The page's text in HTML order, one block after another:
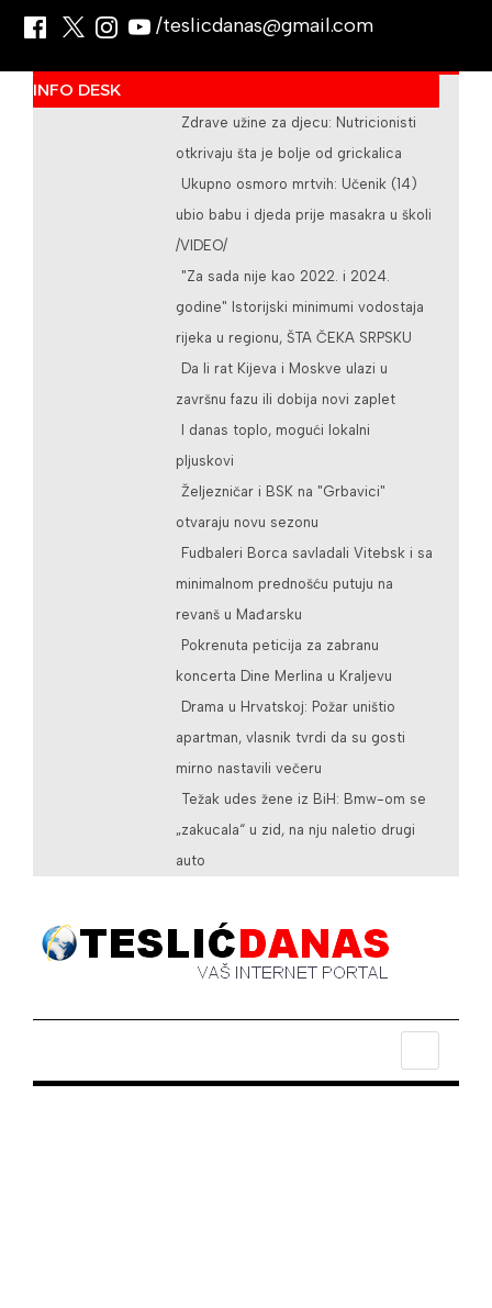
/teslicdanas@gmail.com
INFO DESK
Zdrave užine za djecu: Nutricionisti
otkrivaju šta je bolje od grickalica
Ukupno osmoro mrtvih: Učenik (14)
ubio babu i djeda prije masakra u školi
/VIDEO/
"Za sada nije kao 2022. i 2024.
godine" Istorijski minimumi vodostaja
rijeka u regionu, ŠTA ČEKA SRPSKU
Da li rat Kijeva i Moskve ulazi u
završnu fazu ili dobija novi zaplet
I danas toplo, mogući lokalni
pljuskovi
Željezničar i BSK na "Grbavici"
otvaraju novu sezonu
Fudbaleri Borca savladali Vitebsk i sa
minimalnom prednošću putuju na
revanš u Mađarsku
Pokrenuta peticija za zabranu
koncerta Dine Merlina u Kraljevu
Drama u Hrvatskoj: Požar uništio
apartman, vlasnik tvrdi da su gosti
mirno nastavili večeru
Težak udes žene iz BiH: Bmw-om se
„zakucala“ u zid, na nju naletio drugi
auto